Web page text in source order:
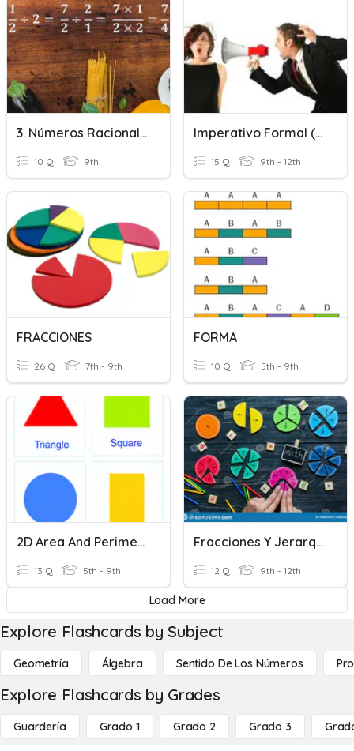
3. Números Racionales, Fracciones Y Decimaless
10 Q 9th
Imperativo Formal (usted) Afirmativo Y Negativo
15 Q 9th - 12th
FRACCIONES
26 Q 7th - 9th
FORMA
10 Q 5th - 9th
2D Area And Perimeter
13 Q 5th - 9th
Fracciones Y Jerarquía.
12 Q 9th - 12th
Load More
Explore Flashcards by Subject
Geometría Álgebra Sentido De Los Números
Explore Flashcards by Grades
Guardería Grado 1 Grado 2 Grado 3